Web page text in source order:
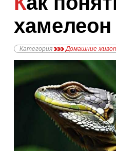
Категория Домашние